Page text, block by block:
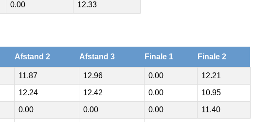
0.00 12.33
Afstand 2 Afstand 3 Finale 1 Finale 2
11.87 12.96 0.00 12.21
12.24 12.42 0.00 10.95
0.00 0.00 0.00 11.40